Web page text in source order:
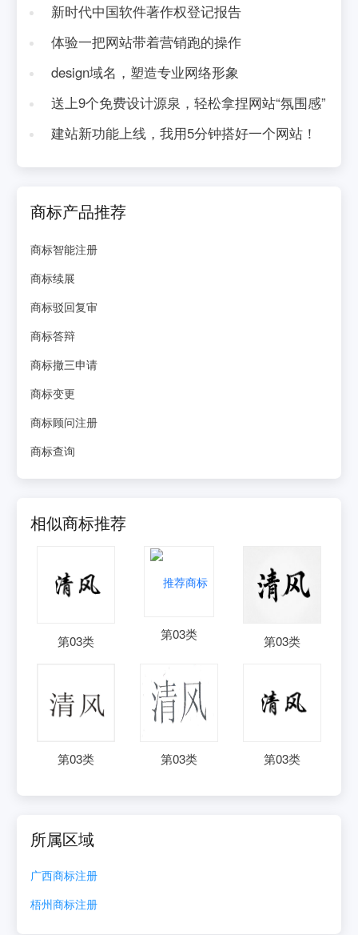
新时代中国软件著作权登记报告
体验一把网站带着营销跑的操作
design域名，塑造专业网络形象
送上9个免费设计源泉，轻松拿捏网站“氛围感”
建站新功能上线，我用5分钟搭好一个网站！
商标产品推荐
商标智能注册
商标续展
商标驳回复审
商标答辩
商标撤三申请
商标变更
商标顾问注册
商标查询
相似商标推荐
第03类 第03类 第03类
第03类 第03类 第03类
所属区域
广西商标注册
梧州商标注册